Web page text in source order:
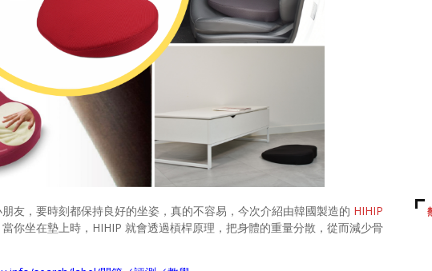
友，要時刻都保持良好的坐姿，真的不容易，今次介紹由韓國製造的 HIHIP
你坐在墊上時，HIHIP 就會透過槓桿原理，把身體的重量分散，從而減少骨